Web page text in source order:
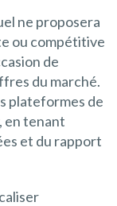
ne proposera
ou compétitive
de
du marché.
plateformes de
en tenant
et du rapport